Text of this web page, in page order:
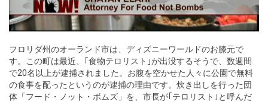
フロリダ州のオーランド市は、ディズニーワールドのお膝元で
す。この町は最近、｢食物テロリスト｣が出没するそうで、数週間
で20名以上が逮捕されました。お腹を空かせた人々に公園で無料
の食事を配ったというのが逮捕の理由です。炊き出しを行った団
体「フード・ノット・ボムズ」を、市長が｢テロリスト｣と呼んだ